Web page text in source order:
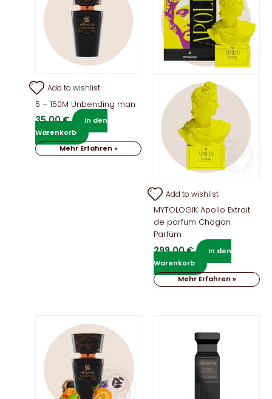
Add to wishlist
5 – 150M Unbending man
35,00€
In den
Warenkorb
Mehr Erfahren »
Add to wishlist
MYTOLOGIK Apollo Extrait
de parfum Chogan
Parfüm
299,00€
In den
Warenkorb
Mehr Erfahren »